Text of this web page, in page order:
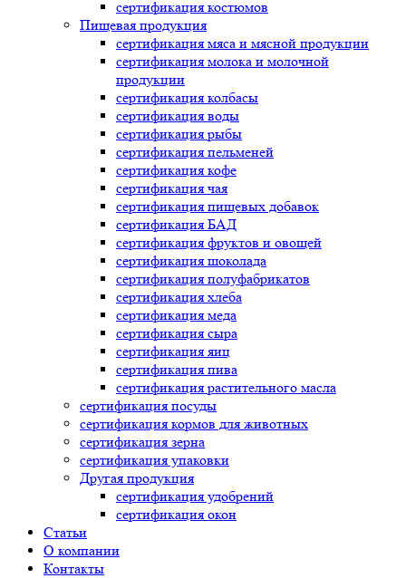
сертификация костюмов
Пищевая продукция
сертификация мяса и мясной продукции
сертификация молока и молочной
продукции
сертификация колбасы
сертификация воды
сертификация рыбы
сертификация пельменей
сертификация кофе
сертификация чая
сертификация пищевых добавок
сертификация БАД
сертификация фруктов и овощей
сертификация шоколада
сертификация полуфабрикатов
сертификация хлеба
сертификация меда
сертификация сыра
сертификация яиц
сертификация пива
сертификация растительного масла
сертификация посуды
сертификация кормов для животных
сертификация зерна
сертификация упаковки
Другая продукция
сертификация удобрений
сертификация окон
Статьи
О компании
Контакты